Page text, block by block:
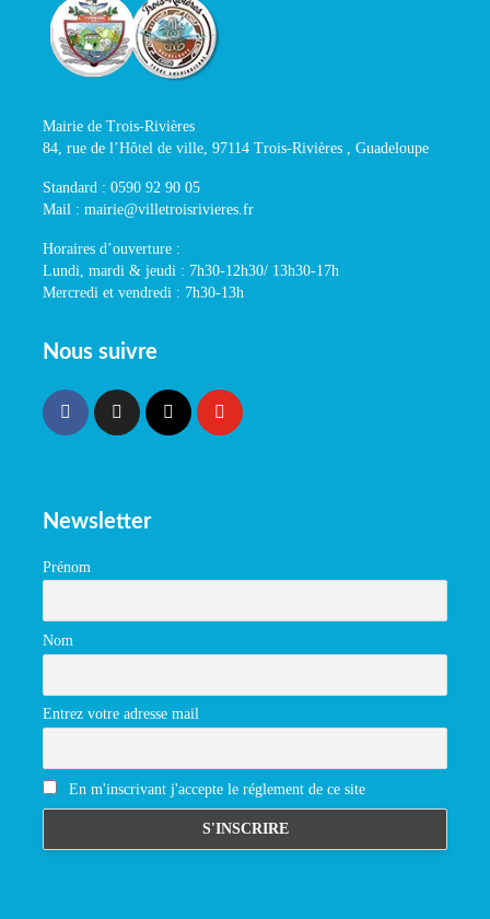
Mairie de Trois-Rivières
84, rue de l’Hôtel de ville, 97114 Trois-Rivières , Guadeloupe
Standard : 0590 92 90 05
Mail : mairie@villetroisrivieres.fr
Horaires d’ouverture :
Lundi, mardi & jeudi : 7h30-12h30/ 13h30-17h
Mercredi et vendredi : 7h30-13h
Nous suivre
Newsletter
Prénom
Nom
Entrez votre adresse mail
En m'inscrivant j'accepte le réglement de ce site